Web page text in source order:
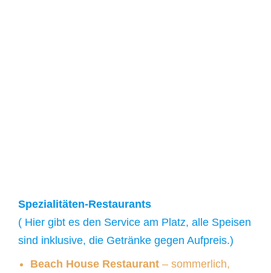
Spezialitäten-Restaurants
( Hier gibt es den Service am Platz, alle Speisen
sind inklusive, die Getränke gegen Aufpreis.)
Beach House Restaurant – sommerlich,